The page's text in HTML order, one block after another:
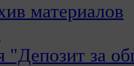
материалов
"Депозит за